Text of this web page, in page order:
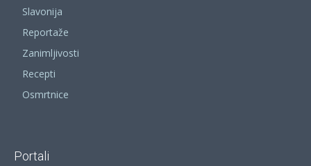
Slavonija
Reportaže
Zanimljivosti
Recepti
Osmrtnice
Portali